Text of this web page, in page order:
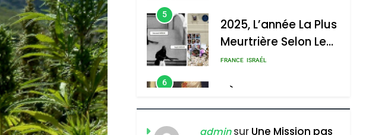
5
2025, L’année La Plus
Meurtrière Selon Le
Rapport D’ADL
FRANCE ISRAÉL
6
FIÈRE, DIGNE ET
RÉSILIENTE :
POURQUOI JE
ISRAÉL JUDAISME
adminsur Une Mission pas